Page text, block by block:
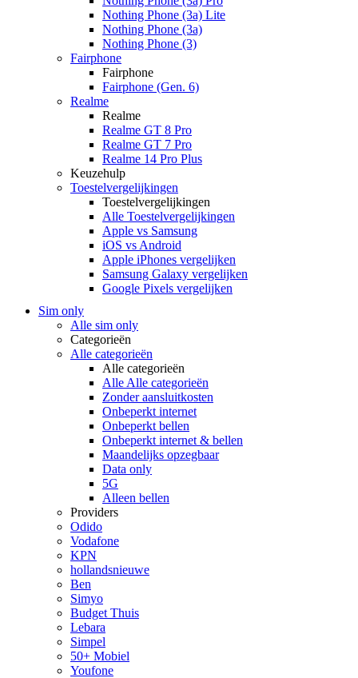
Nothing Phone (3a) Lite
Nothing Phone (3a)
Nothing Phone (3)
Fairphone
Fairphone
Fairphone (Gen. 6)
Realme
Realme
Realme GT 8 Pro
Realme GT 7 Pro
Realme 14 Pro Plus
Keuzehulp
Toestelvergelijkingen
Toestelvergelijkingen
Alle Toestelvergelijkingen
Apple vs Samsung
iOS vs Android
Apple iPhones vergelijken
Samsung Galaxy vergelijken
Google Pixels vergelijken
Sim only
Alle sim only
Categorieën
Alle categorieën
Alle categorieën
Alle Alle categorieën
Zonder aansluitkosten
Onbeperkt internet
Onbeperkt bellen
Onbeperkt internet & bellen
Maandelijks opzegbaar
Data only
5G
Alleen bellen
Providers
Odido
Vodafone
KPN
hollandsnieuwe
Ben
Simyo
Budget Thuis
Lebara
Simpel
50+ Mobiel
Youfone